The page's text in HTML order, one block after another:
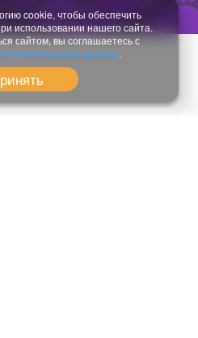
temeshov.ru
cookie, чтобы обеспечить
использовании нашего сайта.
сайтом, вы соглашаетесь с
персональных данных.